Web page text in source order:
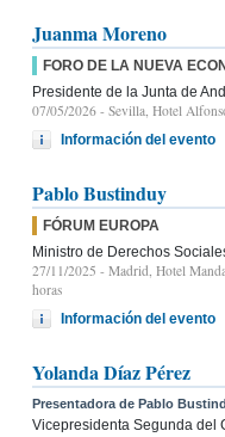
Juanma Moreno
FORO DE LA NUEVA
Presidente de la Junta de
07/05/2026 - Sevilla, Hotel
Información del evento
Pablo Bustinduy
FÓRUM EUROPA
Ministro de Derechos
27/11/2025 - Madrid, Hotel
horas
Información del evento
Yolanda Díaz Pérez
Presentadora de Pablo
Vicepresidenta Segunda del